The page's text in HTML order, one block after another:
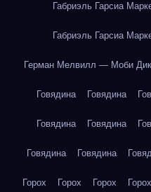
Габриэль Гарсиа
Габриэль Гарсиа
Герман Мелвилл — Моби Дик
Говядина Говядина
Говядина Говядина
Говядина Говядина
Горох Горох Горох Горох